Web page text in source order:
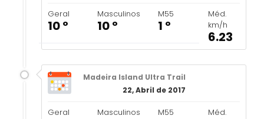
Geral
10 º
Masculinos
10 º
M55
1 º
Méd.
km/h
6.23
Madeira Island Ultra Trail
22, Abril de 2017
Geral Masculinos M55
Méd.